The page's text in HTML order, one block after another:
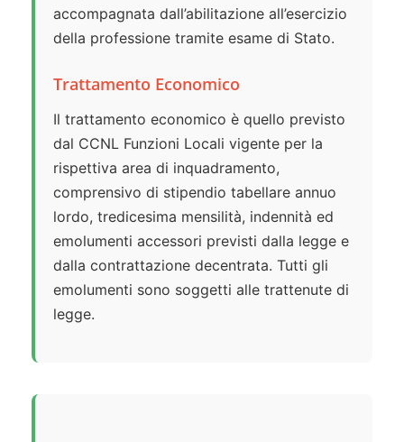
accompagnata dall’abilitazione all’esercizio
della professione tramite esame di Stato.
Trattamento Economico
Il trattamento economico è quello previsto
dal CCNL Funzioni Locali vigente per la
rispettiva area di inquadramento,
comprensivo di stipendio tabellare annuo
lordo, tredicesima mensilità, indennità ed
emolumenti accessori previsti dalla legge e
dalla contrattazione decentrata. Tutti gli
emolumenti sono soggetti alle trattenute di
legge.